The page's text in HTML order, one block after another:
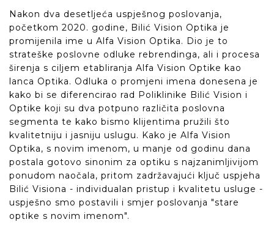
Nakon dva desetljeća uspješnog poslovanja,
početkom 2020. godine, Bilić Vision Optika je
promijenila ime u Alfa Vision Optika. Dio je to
strateške poslovne odluke rebrendinga, ali i procesa
širenja s ciljem etabliranja Alfa Vision Optike kao
lanca Optika. Odluka o promjeni imena donesena je
kako bi se diferencirao rad Poliklinike Bilić Vision i
Optike koji su dva potpuno različita poslovna
segmenta te kako bismo klijentima pružili što
kvalitetniju i jasniju uslugu. Kako je Alfa Vision
Optika, s novim imenom, u manje od godinu dana
postala gotovo sinonim za optiku s najzanimljivijom
ponudom naočala, pritom zadržavajući ključ uspjeha
Bilić Visiona - individualan pristup i kvalitetu usluge -
uspješno smo postavili i smjer poslovanja "stare
optike s novim imenom".